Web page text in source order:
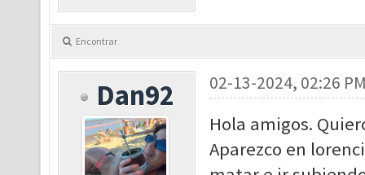
Encontrar
Dan92 02-13-2024, 02:26
Hola amigos.
Aparezco en